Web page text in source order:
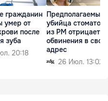
гражданин
умер от
после
зуба
20:18
Предполагаемый
убийца
из РМ отрицает
обвинения в свой
адрес
26 Июл. 13:02